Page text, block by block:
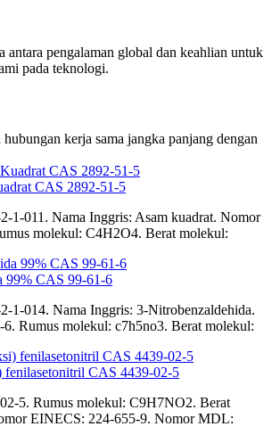
antara pengalaman global dan keahlian untuk
pada teknologi.
kerja sama jangka panjang dengan
CAS 2892-51-5
1-011. Nama Inggris: Asam kuadrat. Nomor
molekul: C4H2O4. Berat molekul:
99% CAS 99-61-6
1-014. Nama Inggris: 3-Nitrobenzaldehida.
Rumus molekul: c7h5no3. Berat molekul:
fenilasetonitril CAS 4439-02-5
5. Rumus molekul: C9H7NO2. Berat
EINECS: 224-655-9. Nomor MDL: